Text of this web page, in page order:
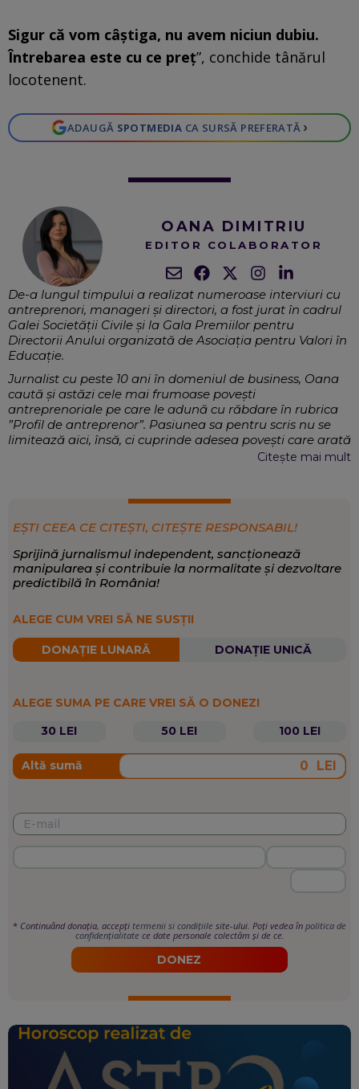
Sigur că vom câștiga, nu avem niciun dubiu.
Întrebarea este cu ce preț”, conchide tânărul
locotenent.
ADAUGĂ SPOTMEDIA CA SURSĂ PREFERATĂ ›
OANA DIMITRIU
EDITOR COLABORATOR
De-a lungul timpului a realizat numeroase interviuri cu
antreprenori, manageri și directori, a fost jurat în cadrul
Galei Societății Civile și la Gala Premiilor pentru
Directorii Anului organizată de Asociația pentru Valori în
Educație.
Jurnalist cu peste 10 ani în domeniul de business, Oana
caută și astăzi cele mai frumoase povești
antreprenoriale pe care le adună cu răbdare în rubrica
”Profil de antreprenor”. Pasiunea sa pentru scris nu se
limitează aici, însă, ci cuprinde adesea povești care arată
că și în România se poate face educație de calitate.
pe înțelesul tuturor subiecte precum educația financiară
Business, Educație, Educație financiară
SCRIE DESPRE:Economie,Social,Sănătate
Citește mai mult
EȘTI CEEA CE CITEȘTI, CITEȘTE RESPONSABIL!
Sprijină jurnalismul independent, sancționează
manipularea și contribuie la normalitate și dezvoltare
predictibilă în România!
ALEGE CUM VREI SĂ NE SUSȚII
DONAȚIE LUNARĂ DONAȚIE UNICĂ
ALEGE SUMA PE CARE VREI SĂ O DONEZI
30 LEI
50 LEI 100 LEI
Altă sumă LEI
* Continuând donația, accepți termenii si condițiile site-ului. Poți vedea în politica de
confidențialitate ce date personale colectăm și de ce.
DONEZ